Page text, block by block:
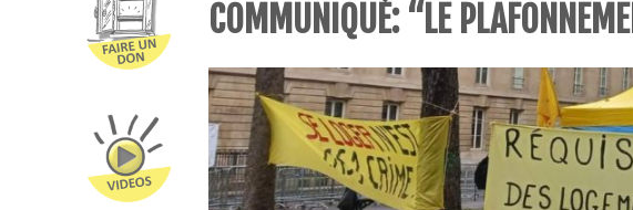
COMMUNIQUÉ: “LE